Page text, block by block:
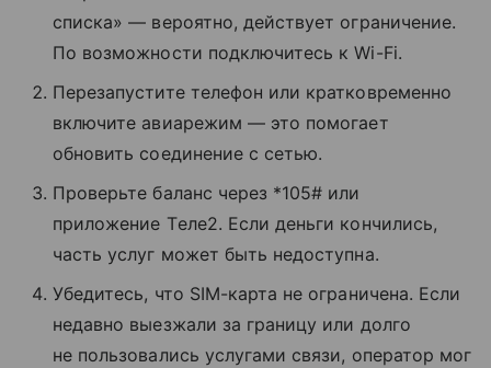
списка» — вероятно, действует ограничение.
По возможности подключитесь к Wi-Fi.
Перезапустите телефон или кратковременно
включите авиарежим — это помогает
обновить соединение с сетью.
Проверьте баланс через *105# или
приложение Tеле2. Если деньги кончились,
часть услуг может быть недоступна.
Убедитесь, что SIM-карта не ограничена. Если
недавно выезжали за границу или долго
не пользовались услугами связи, оператор мог